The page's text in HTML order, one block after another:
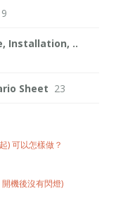
9
Installation, ..
Sheet 23
) 可以怎樣做？
機後沒有閃燈)